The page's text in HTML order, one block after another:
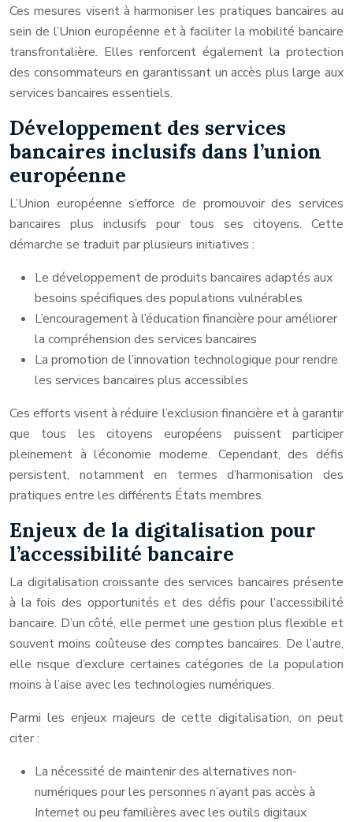
Ces mesures visent à harmoniser les pratiques bancaires au
sein de l’Union européenne et à faciliter la mobilité bancaire
transfrontalière. Elles renforcent également la protection
des consommateurs en garantissant un accès plus large aux
services bancaires essentiels.
Développement des services
bancaires inclusifs dans l’union
européenne
L’Union européenne s’efforce de promouvoir des services
bancaires plus inclusifs pour tous ses citoyens. Cette
démarche se traduit par plusieurs initiatives :
Le développement de produits bancaires adaptés aux
besoins spécifiques des populations vulnérables
L’encouragement à l’éducation financière pour améliorer
la compréhension des services bancaires
La promotion de l’innovation technologique pour rendre
les services bancaires plus accessibles
Ces efforts visent à réduire l’exclusion financière et à garantir
que tous les citoyens européens puissent participer
pleinement à l’économie moderne. Cependant, des défis
persistent, notamment en termes d’harmonisation des
pratiques entre les différents États membres.
Enjeux de la digitalisation pour
l’accessibilité bancaire
La digitalisation croissante des services bancaires présente
à la fois des opportunités et des défis pour l’accessibilité
bancaire. D’un côté, elle permet une gestion plus flexible et
souvent moins coûteuse des comptes bancaires. De l’autre,
elle risque d’exclure certaines catégories de la population
moins à l’aise avec les technologies numériques.
Parmi les enjeux majeurs de cette digitalisation, on peut
citer :
La nécessité de maintenir des alternatives non-
numériques pour les personnes n’ayant pas accès à
Internet ou peu familières avec les outils digitaux